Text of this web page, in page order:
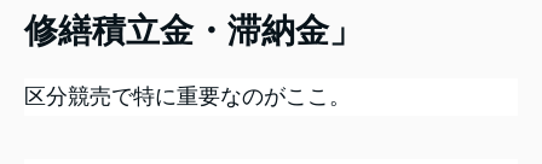
修繕積立金・滞納金」
区分競売で特に重要なのがここ。